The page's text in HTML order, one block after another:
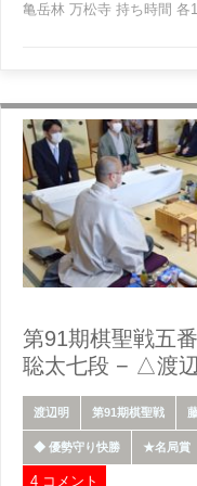
亀岳林 万松寺 持ち時間 各
第91期棋聖戦五
聡太七段 − △渡
渡辺明 第91期棋聖戦
◆ 優勢守り快勝 ★名局賞
4 コメント